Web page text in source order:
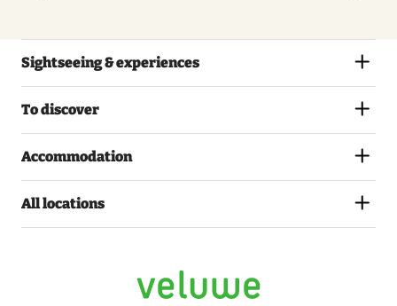
Sightseeing & experiences
To discover
Accommodation
All locations